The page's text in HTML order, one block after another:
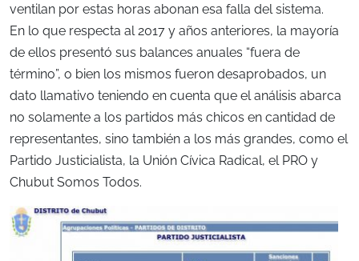
ventilan por estas horas abonan esa falla del sistema.
En lo que respecta al 2017 y años anteriores, la mayoría
de ellos presentó sus balances anuales “fuera de
término”, o bien los mismos fueron desaprobados, un
dato llamativo teniendo en cuenta que el análisis abarca
no solamente a los partidos más chicos en cantidad de
representantes, sino también a los más grandes, como el
Partido Justicialista, la Unión Cívica Radical, el PRO y
Chubut Somos Todos.